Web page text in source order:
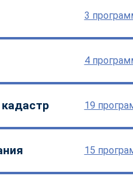
3
4
19
15